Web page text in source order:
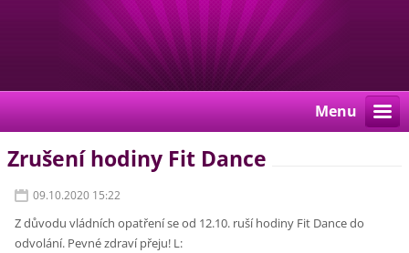
Menu
Zrušení hodiny Fit Dance
09.10.2020 15:22
Z důvodu vládních opatření se od 12.10. ruší hodiny Fit Dance do
odvolání. Pevné zdraví přeju! L: